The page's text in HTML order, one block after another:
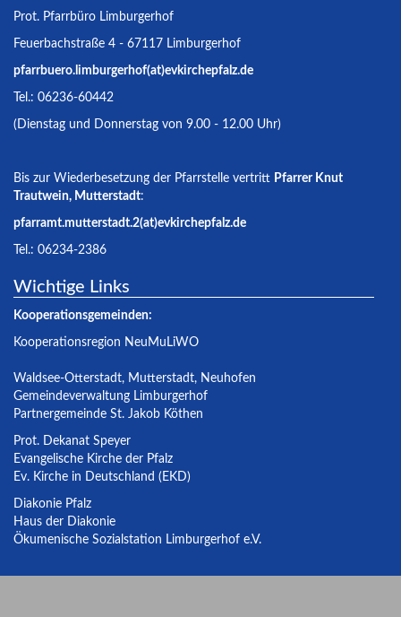
Prot. Pfarrbüro Limburgerhof
Feuerbachstraße 4 - 67117 Limburgerhof
pfarrbuero.limburgerhof(at)evkirchepfalz.de
Tel.: 06236-60442
(Dienstag und Donnerstag von 9.00 - 12.00 Uhr)
Bis zur Wiederbesetzung der Pfarrstelle vertritt Pfarrer Knut
Trautwein, Mutterstadt:
pfarramt.mutterstadt.2(at)evkirchepfalz.de
Tel.: 06234-2386
Wichtige Links
Kooperationsgemeinden:
Kooperationsregion NeuMuLiWO
Waldsee-Otterstadt, Mutterstadt, Neuhofen
Gemeindeverwaltung Limburgerhof
Partnergemeinde St. Jakob Köthen
Prot. Dekanat Speyer
Evangelische Kirche der Pfalz
Ev. Kirche in Deutschland (EKD)
Diakonie Pfalz
Haus der Diakonie
Ökumenische Sozialstation Limburgerhof e.V.